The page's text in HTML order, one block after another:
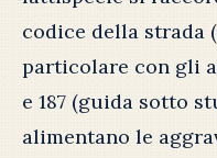
codice della strada
particolare con gli
e 187 (guida sotto
alimentano le